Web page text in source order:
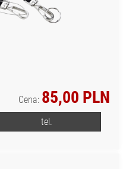
Cena: 85,00 PLN
tel.